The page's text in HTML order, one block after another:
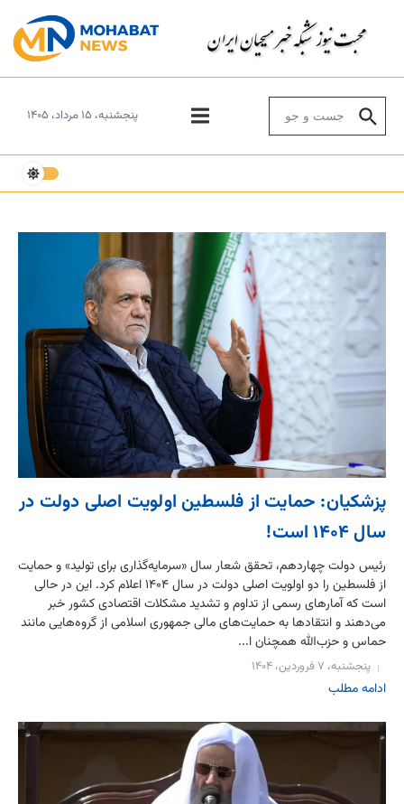
پنجشنبه، ۱۵ مرداد، ۱۴۰۵
پزشکیان: حمایت از فلسطین اولویت اصلی دولت در
سال ۱۴۰۴ است!
رئیس دولت چهاردهم، تحقق شعار سال «سرمایه‌گذاری برای تولید» و حمایت
از فلسطین را دو اولویت اصلی دولت در سال ۱۴۰۴ اعلام کرد. این در حالی
است که آمارهای رسمی از تداوم و تشدید مشکلات اقتصادی کشور خبر
می‌دهند و انتقادها به حمایت‌های مالی جمهوری اسلامی از گروه‌هایی مانند
حماس و حزب‌الله همچنان ا...
پنجشنبه، ۷ فروردین، ۱۴۰۴
ادامه مطلب